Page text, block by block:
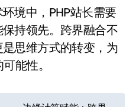
境中，PHP站长需要
持领先。跨界融合不
思维方式的转变，为
能性。